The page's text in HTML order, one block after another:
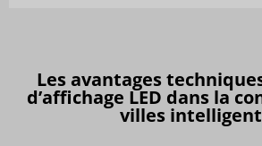
Les avantages
d’affichage LED dans la
villes